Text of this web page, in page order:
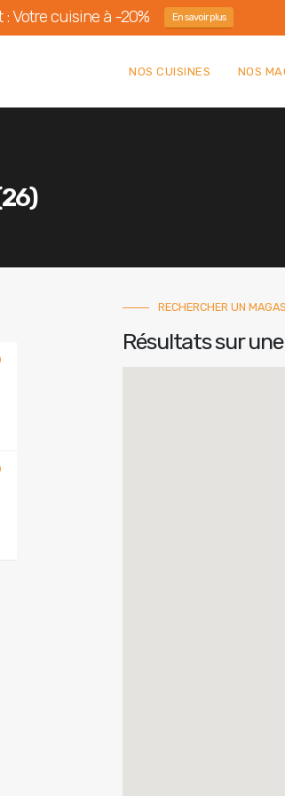
: Votre cuisine à -20% En savoir plus
NOS CUISINES NOS
RECHERCHER UN
Résultats sur